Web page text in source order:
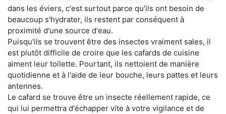
dans les éviers, c'est surtout parce qu'ils ont besoin de
beaucoup s'hydrater, ils restent par conséquent à
proximité d'une source d'eau.
Puisqu'ils se trouvent être des insectes vraiment sales, il
est plutôt difficile de croire que les cafards de cuisine
aiment leur toilette. Pourtant, ils nettoient de manière
quotidienne et à l'aide de leur bouche, leurs pattes et leurs
antennes.
Le cafard se trouve être un insecte réellement rapide, ce
qui lui permettra d'échapper vite à votre vigilance et de